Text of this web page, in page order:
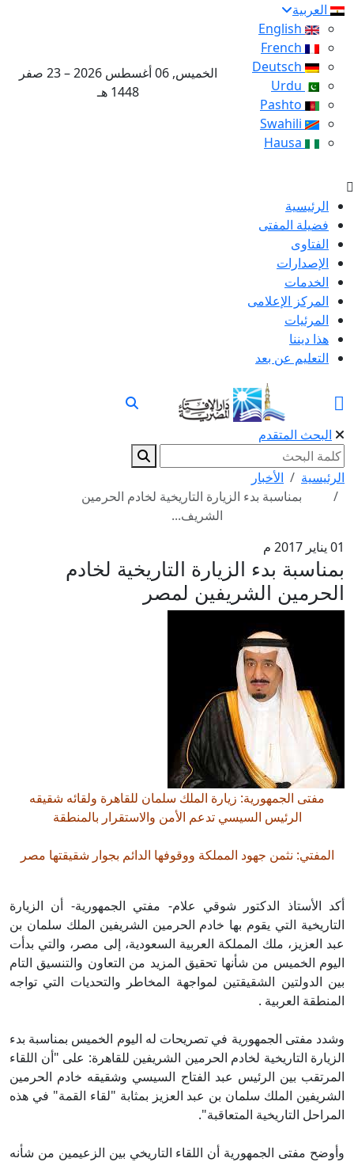
العربية
الخميس, 06 أغسطس 2026 – 23 صفر
1448 هـ
الرئيسية
فضيلة المفتى
الفتاوى
الإصدارات
الخدمات
المركز الإعلامى
المرئيات
هذا ديننا
التعليم عن بعد
البحث المتقدم
الرئيسية
الأخبار
بمناسبة بدء الزيارة التاريخية لخادم الحرمين
الشريف...
01 يناير 2017 م
بمناسبة بدء الزيارة التاريخية لخادم
الحرمين الشريفين لمصر
مفتى الجمهورية: زيارة الملك سلمان للقاهرة ولقائه شقيقه
الرئيس السيسي تدعم الأمن والاستقرار بالمنطقة
المفتي: نثمن جهود المملكة ووقوفها الدائم بجوار شقيقتها مصر
أكد الأستاذ الدكتور شوقي علام- مفتي الجمهورية- أن الزيارة
التاريخية التي يقوم بها خادم الحرمين الشريفين الملك سلمان بن
عبد العزيز، ملك المملكة العربية السعودية، إلى مصر، والتي بدأت
اليوم الخميس من شأنها تحقيق المزيد من التعاون والتنسيق التام
بين الدولتين الشقيقتين لمواجهة المخاطر والتحديات التي تواجه
المنطقة العربية .
وشدد مفتى الجمهورية في تصريحات له اليوم الخميس بمناسبة بدء
الزيارة التاريخية لخادم الحرمين الشريفين للقاهرة: على "أن اللقاء
المرتقب بين الرئيس عبد الفتاح السيسي وشقيقه خادم الحرمين
الشريفين الملك سلمان بن عبد العزيز بمثابة "لقاء القمة" في هذه
المراحل التاريخية المتعاقبة".
وأوضح مفتى الجمهورية أن اللقاء التاريخي بين الزعيمين من شأنه